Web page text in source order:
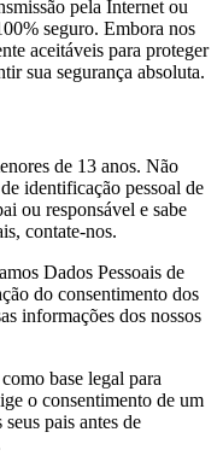
pela Internet ou
seguro. Embora nos
aceitáveis para proteger
sua segurança absoluta.
de 13 anos. Não
identificação pessoal de
ou responsável e sabe
contate-nos.
Dados Pessoais de
do consentimento dos
informações dos nossos
base legal para
o consentimento de um
pais antes de